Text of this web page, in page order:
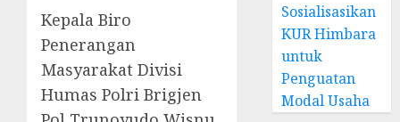
Kepala Biro
Penerangan
Masyarakat Divisi
Humas Polri Brigjen
Sosialisasikan
KUR Himbara
untuk
Penguatan
Modal Usaha